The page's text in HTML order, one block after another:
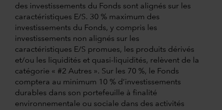
des investissements du Fonds sont alignés sur les
caractéristiques E/S. 30 % maximum des
investissements du Fonds, y compris les
investissements non alignés sur les
caractéristiques E/S promues, les produits dérivés
et/ou les liquidités et quasi-liquidités, relèvent de la
catégorie « #2 Autres ». Sur les 70 %, le Fonds
comptera au minimum 10 % d’investissements
durables dans son portefeuille à finalité
environnementale ou sociale dans des activités